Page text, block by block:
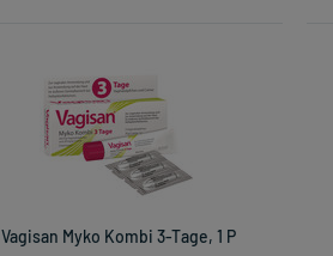
Vagisan Myko Kombi 3-Tage, 1 P